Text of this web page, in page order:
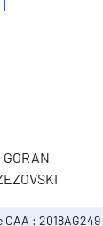
GORAN
CAA : 2018AG249